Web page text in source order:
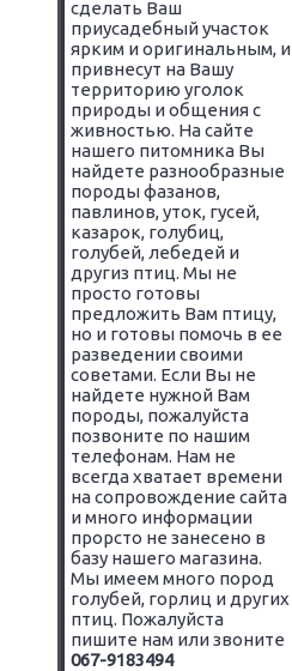
сделать Ваш
приусадебный участок
ярким и оригинальным, и
привнесут на Вашу
территорию уголок
природы и общения с
живностью. На сайте
нашего питомника Вы
найдете разнообразные
породы фазанов,
павлинов, уток, гусей,
казарок, голубиц,
голубей, лебедей и
другиз птиц. Мы не
просто готовы
предложить Вам птицу,
но и готовы помочь в ее
разведении своими
советами. Если Вы не
найдете нужной Вам
породы, пожалуйста
позвоните по нашим
телефонам. Нам не
всегда хватает времени
на сопровождение сайта
и много информации
прорсто не занесено в
базу нашего магазина.
Мы имеем много пород
голубей, горлиц и других
птиц. Пожалуйста
пишите нам или звоните
067-9183494